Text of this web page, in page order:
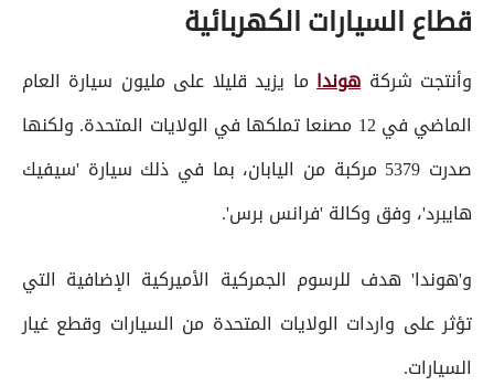
قطاع السيارات الكهربائية
وأنتجت شركةهونداما يزيد قليلا على مليون سيارة العام
الماضي في 12 مصنعا تملكها في الولايات المتحدة. ولكنها
صدرت 5379 مركبة من اليابان، بما في ذلك سيارة 'سيفيك
هايبرد'، وفق وكالة 'فرانس برس'.
و'هوندا' هدف للرسوم الجمركية الأميركية الإضافية التي
تؤثر على واردات الولايات المتحدة من السيارات وقطع غيار
السيارات.